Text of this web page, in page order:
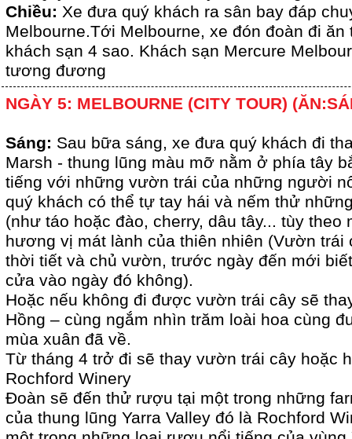
Chiều: Xe đưa quý khách ra sân bay đáp
Melbourne.Tới Melbourne, xe đón đoàn đi
khách sạn 4 sao. Khách sạn Mercure
tương đương
NGÀY 5: MELBOURNE (CITY TOUR)
Sáng: Sau bữa sáng, xe đưa quý khách đi
Marsh - thung lũng màu mỡ nằm ở phía tây
tiếng với những vườn trái của những người
quý khách có thể tự tay hái và nếm thử
(như táo hoặc đào, cherry, dâu tây... tùy theo
hương vị mát lành của thiên nhiên (Vườn trái
thời tiết và chủ vườn, trước ngày đến mới
cửa vào ngày đó không).
Hoặc nếu không đi được vườn trái cây sẽ
Hồng – cùng ngắm nhìn trăm loài hoa cùng
mùa xuân đã về.
Từ tháng 4 trở đi sẽ thay vườn trái cây hoặc
Rochford Winery
Đoàn sẽ đến thử rượu tại một trong những
của thung lũng Yarra Valley đó là Rochford